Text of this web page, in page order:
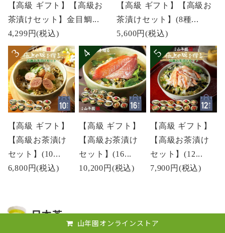
【高級 ギフト】【高級お
茶漬けセット】金目鯛...
4,299円(税込)
【高級 ギフト】【高級お
茶漬けセット】(8種...
5,600円(税込)
【高級 ギフト】
【高級お茶漬け
セット】(10...
6,800円(税込)
【高級 ギフト】
【高級お茶漬け
セット】(16...
10,200円 (税込)
【高級 ギフト】
【高級お茶漬け
セット】(12...
7,900円 (税込)
日本茶
山年園オンラインストア